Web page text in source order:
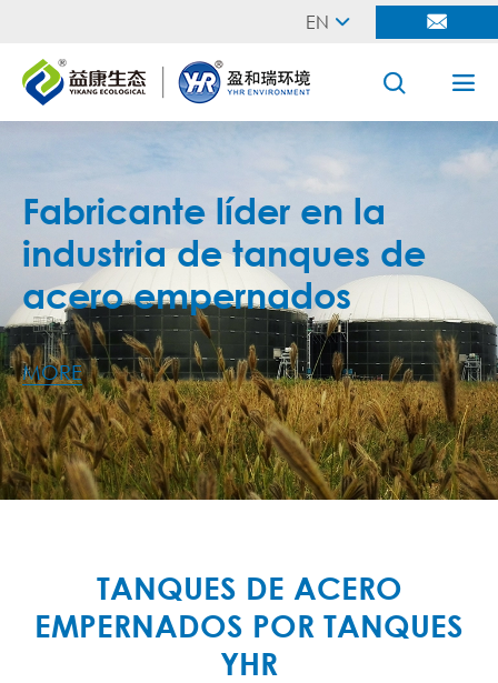
EN  
 
Fabricante líder en la
industria de tanques de
acero empernados
MORE
TANQUES DE ACERO
EMPERNADOS POR TANQUES
YHR